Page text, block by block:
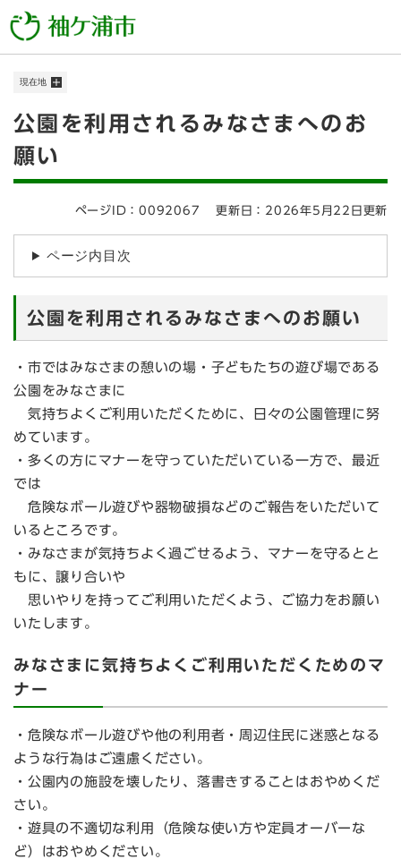
ー
メニューを飛ばして本文へ
現在地
本
公園を利用されるみなさまへのお
願い
ページID：0092067 更新日：2026年5月22日更新
ページ内目次
公園を利用されるみなさまへのお願い
・市ではみなさまの憩いの場・子どもたちの遊び場である
公園をみなさまに
気持ちよくご利用いただくために、日々の公園管理に努
めています。
・多くの方にマナーを守っていただいている一方で、最近
では
危険なボール遊びや器物破損などのご報告をいただいて
いるところです。
・みなさまが気持ちよく過ごせるよう、マナーを守るとと
もに、譲り合いや
思いやりを持ってご利用いただくよう、ご協力をお願い
いたします。
みなさまに気持ちよくご利用いただくためのマ
ナー
・危険なボール遊びや他の利用者・周辺住民に迷惑となる
ような行為はご遠慮ください。
・公園内の施設を壊したり、落書きすることはおやめくだ
さい。
・遊具の不適切な利用（危険な使い方や定員オーバーな
ど）はおやめください。